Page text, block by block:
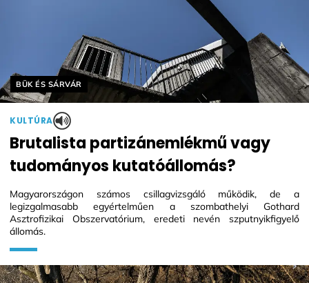
Helyszín címkék:
BÜK ÉS SÁRVÁR
KULTÚRA
Brutalista partizánemlékmű vagy
tudományos kutatóállomás?
Magyarországon számos csillagvizsgáló működik, de a
legizgalmasabb egyértelműen a szombathelyi Gothard
Asztrofizikai Obszervatórium, eredeti nevén szputnyikfigyelő
állomás.